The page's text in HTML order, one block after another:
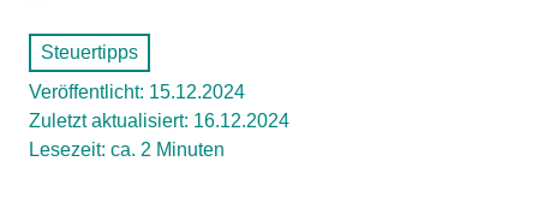
Steuertipps
Veröffentlicht: 15.12.2024
Zuletzt aktualisiert: 16.12.2024
Lesezeit: ca. 2 Minuten